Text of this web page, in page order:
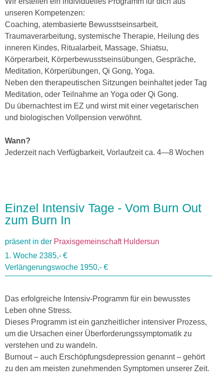
unseren Kompetenzen:
Coaching, atembasierte Bewusstseinsarbeit,
Traumaverarbeitung, systemische Therapie, Heilung des
inneren Kindes, Ritualarbeit, Massage, Shiatsu,
Körperarbeit, Körperbewusstseinsübungen, Gespräche,
Meditation, Körperübungen, Qi Gong, Yoga.
Neben den therapeutischen Sitzungen beinhaltet jeder Tag
Meditation, oder Teilnahme an Yoga oder Qi Gong.
Du übernachtest im EZ und wirst mit einer vegetarischen
und biologischen Vollpension verwöhnt.
Wann?
Jederzeit nach Verfügbarkeit, Vorlaufzeit ca. 4—8 Wochen
Einzel Intensiv Tage - Vom Burn Out
zum Burn In
präsent in der Praxisgemeinschaft Huldersun
1. Woche 2385,- €
Verlängerungswoche 1950,- €
Das erfolgreiche Intensiv-Programm für ein bewusstes
Leben ohne Stress.
Dieses Programm ist ein ganzheitlicher intensiver Prozess,
um die Ursachen einer Überforderungssymptomatik zu
verstehen und zu wandeln.
Burnout – auch Erschöpfungsdepression genannt – gehört
zu den am meisten zunehmenden Symptomen unserer Zeit.